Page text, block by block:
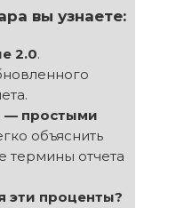
вы узнаете:
2.0.
— простыми
объяснить
термины отчета
эти проценты?